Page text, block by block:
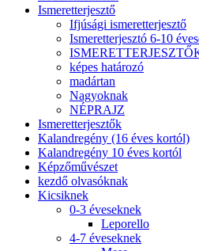
Ismeretterjesztő
Ifjúsági ismeretterjesztő
Ismeretterjesztó 6-10
képes határozó
madártan
Nagyoknak
NÉPRAJZ
Ismeretterjesztők
Kalandregény (16 éves kortól)
Kalandregény 10 éves kortól
Képzőművészet
kezdő olvasóknak
Kicsiknek
0-3 éveseknek
Leporello
4-7 éveseknek